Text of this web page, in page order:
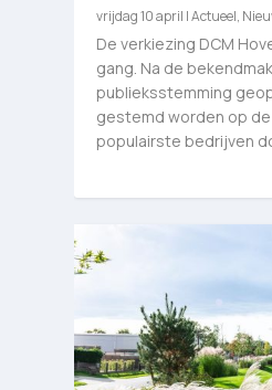
vrijdag 10 april |Actueel,
De verkiezing DCM
gang. Na de
publieksstemming
gestemd worden op
populairste bedrijven